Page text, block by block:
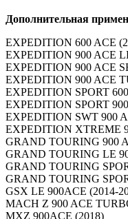
Дополнительная
EXPEDITION 600 ACE
EXPEDITION 900 ACE
EXPEDITION 900 ACE
EXPEDITION 900 ACE
EXPEDITION SPORT
EXPEDITION SPORT
EXPEDITION SWT 900
EXPEDITION XTREME
GRAND TOURING 900
GRAND TOURING LE
GRAND TOURING
GRAND TOURING
GSX LE 900ACE (2014-
MACH Z 900 ACE
MXZ 900ACE (2018)